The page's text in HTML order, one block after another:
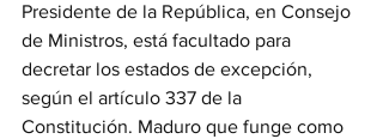
Presidente de la República, en Consejo
de Ministros, está facultado para
decretar los estados de excepción,
según el artículo 337 de la
Constitución. Maduro que funge como